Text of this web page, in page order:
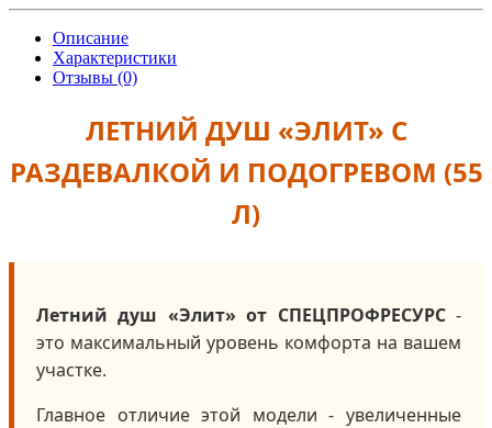
Описание
Характеристики
Отзывы (0)
ЛЕТНИЙ ДУШ «ЭЛИТ» С
РАЗДЕВАЛКОЙ И ПОДОГРЕВОМ (55
Л)
Летний душ «Элит» от СПЕЦПРОФРЕСУРС-
это максимальный уровень комфорта на вашем
участке.
Главное отличие этой модели - увеличенные